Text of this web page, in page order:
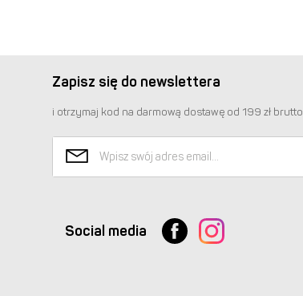
Zapisz się do newslettera
i otrzymaj kod na darmową dostawę od 199 zł brutto
Social media